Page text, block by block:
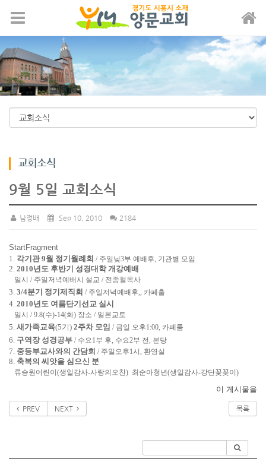
메뉴 건너뛰기
교회소식
9월 5일 교회소식
남정배 Sep 10, 2010 2184
StartFragment
1. 각기관 9월 정기월례회 / 주일낮3부 예배후, 기관별 모임
2. 2010년도 후반기 성경대학 개강예배
일시 / 주일저녁예배시 설교 / 전종철목사
3. 3/4분기 정기제직회 / 주일저녁예배후,, 카페홀
4. 2010년도 여름단기선교 실시
일시 / 9.8(수)-14(화) 장소 / 일본교토
5. 새가족교육(5기) 2주차 모임 / 금일 오후1:00, 카페룸
6. 구역장 성경공부 / 수요1부 후, 수요2부 전, 본당
7. 중등부교사와의 간담회 / 주일오후1시, 환영실
8. 축복의 씨앗을 심으신 분
류승원어린이 (생일감사-사랑의오찬) 최순아청년(생일감사-강단꽃꽂이)
이 게시물을
PREV NEXT 목록